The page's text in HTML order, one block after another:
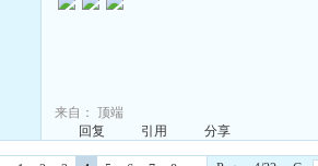
来自： 顶端
回复
引用 分享